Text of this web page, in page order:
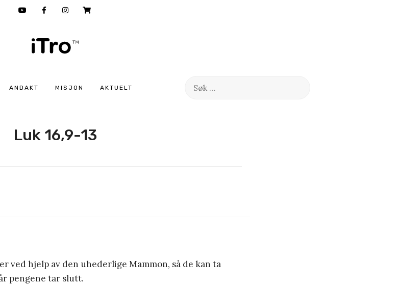
ANDAKT MISJON AKTUELT
Søk
Luk 16,9-13
ved hjelp av den uhederlige Mammon, så de kan ta
pengene tar slutt.